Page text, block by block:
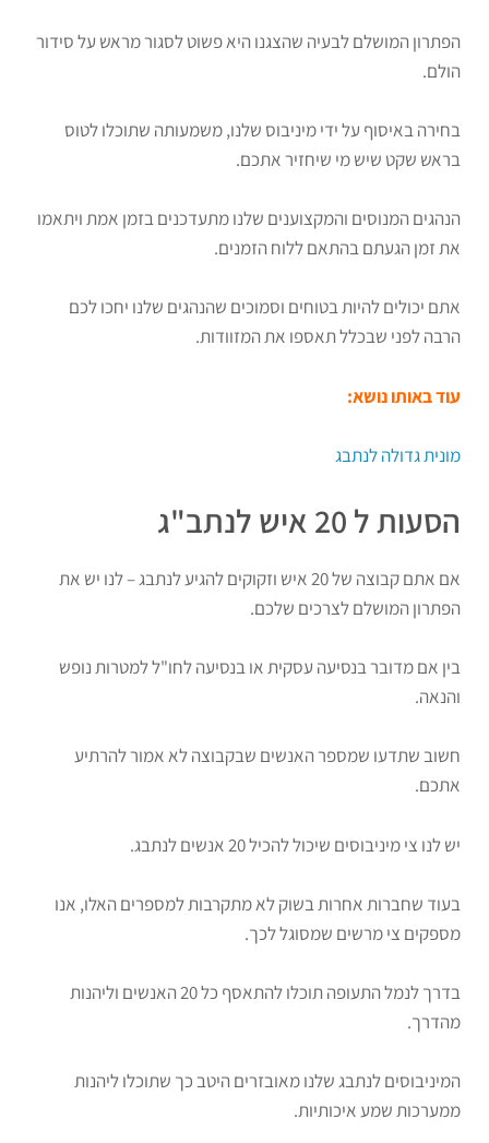
הפתרון המושלם לבעיה שהצגנו היא פשוט לסגור מראש על סידור
הולם.
בחירה באיסוף על ידי מיניבוס שלנו, משמעותה שתוכלו לטוס
בראש שקט שיש מי שיחזיר אתכם.
הנהגים המנוסים והמקצוענים שלנו מתעדכנים בזמן אמת ויתאמו
את זמן הגעתם בהתאם ללוח הזמנים.
אתם יכולים להיות בטוחים וסמוכים שהנהגים שלנו יחכו לכם
הרבה לפני שבכלל תאספו את המזוודות.
עוד באותו נושא:
מונית גדולה לנתבג
הסעות ל 20 איש לנתב"ג
אם אתם קבוצה של 20 איש וזקוקים להגיע לנתבג – לנו יש את
הפתרון המושלם לצרכים שלכם.
בין אם מדובר בנסיעה עסקית או בנסיעה לחו"ל למטרות נופש
והנאה.
חשוב שתדעו שמספר האנשים שבקבוצה לא אמור להרתיע
אתכם.
יש לנו צי מיניבוסים שיכול להכיל 20 אנשים לנתבג.
בעוד שחברות אחרות בשוק לא מתקרבות למספרים האלו, אנו
מספקים צי מרשים שמסוגל לכך.
בדרך לנמל התעופה תוכלו להתאסף כל 20 האנשים וליהנות
מהדרך.
המיניבוסים לנתבג שלנו מאובזרים היטב כך שתוכלו ליהנות
ממערכות שמע איכותיות.